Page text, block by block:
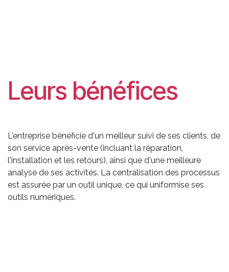
Leurs bénéfices
L'entreprise bénéficie d'un meilleur suivi de ses clients, de
son service après-vente (incluant la réparation,
l'installation et les retours), ainsi que d'une meilleure
analyse de ses activités. La centralisation des processus
est assurée par un outil unique, ce qui uniformise ses
outils numériques.